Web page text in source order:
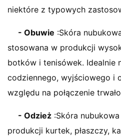
niektóre z typowych
- Obuwie :Skóra
stosowana w produkcji
botków i tenisówek. Idealnie
codziennego, wyjściowego i
względu na połączenie
- Odzież :Skóra
produkcji kurtek, płaszczy,